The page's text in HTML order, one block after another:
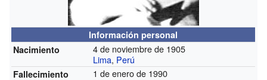
Información personal
Nacimiento
4 de noviembre de 1905
Lima, Perú
Fallecimiento
1 de enero de 1990